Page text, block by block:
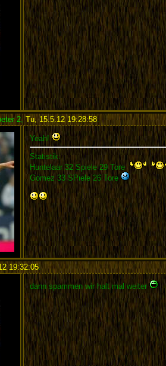
2, Tu, 15.5.12 19:28:58:
Yeah!
Statistik:
Huntelaar 32 Spiele 29 Tore
Gomez 33 SPiele 26 Tore
19:32:05:
dann spammen wir halt mal weiter